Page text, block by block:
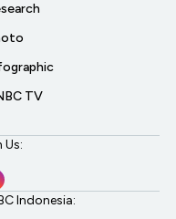
TV
Indonesia: